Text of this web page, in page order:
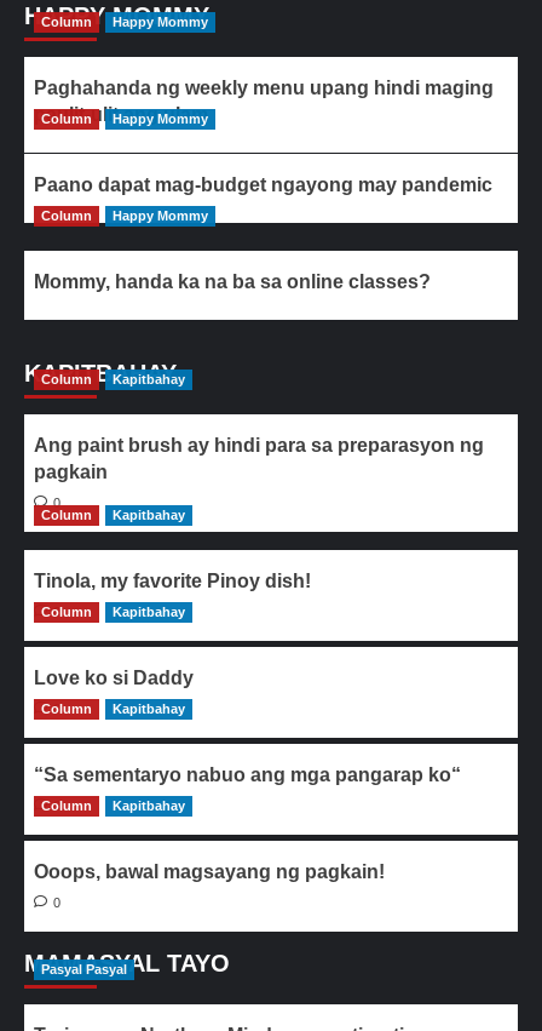
HAPPY MOMMY
Column Happy Mommy
Paghahanda ng weekly menu upang hindi maging
paulit-ulit ang ulam
Column Happy Mommy
Paano dapat mag-budget ngayong may pandemic
Column Happy Mommy
Mommy, handa ka na ba sa online classes?
KAPITBAHAY
Column Kapitbahay
Ang paint brush ay hindi para sa preparasyon ng
pagkain
0
Column
Kapitbahay
Tinola, my favorite Pinoy dish!
0
Column Kapitbahay
Love ko si Daddy
0
Column Kapitbahay
“Sa sementaryo nabuo ang mga pangarap ko“
0
Column Kapitbahay
Ooops, bawal magsayang ng pagkain!
0
MAMASYAL TAYO
Pasyal Pasyal